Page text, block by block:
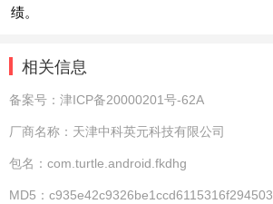
绩。
相关信息
备案号： 津ICP备20000201号-62A
厂商名称： 天津中科英元科技有限公司
包名： com.turtle.android.fkdhg
MD5： c935e42c9326be1ccd6115316f294503